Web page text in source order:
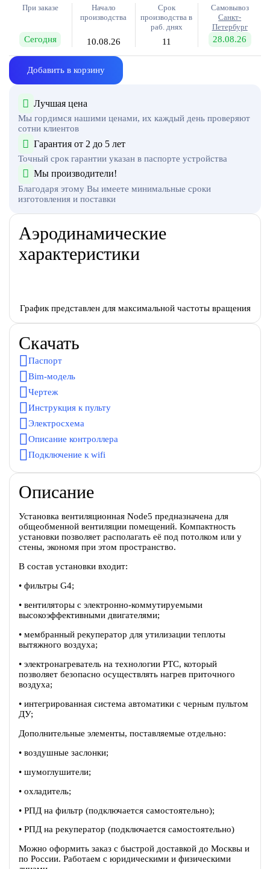
При заказе
Сегодня
Начало
производства
10.08.26
Срок
производства в
раб. днях
11
Самовывоз
Санкт-
Петербург
28.08.26
Добавить в корзину
Лучшая цена
Мы гордимся нашими ценами, их каждый день проверяют
сотни клиентов
Гарантия от 2 до 5 лет
Точный срок гарантии указан в паспорте устройства
Мы производители!
Благодаря этому Вы имеете минимальные сроки
изготовления и поставки
Аэродинамические
характеристики
График представлен для максимальной частоты вращения
Скачать
Паспорт
Bim-модель
Чертеж
Инструкция к пульту
Электросхема
Описание контроллера
Подключение к wifi
Описание
Установка вентиляционная Node5 предназначена для
общеобменной вентиляции помещений. Компактность
установки позволяет располагать её под потолком или у
стены, экономя при этом пространство.
В состав установки входит:
• фильтры G4;
• вентиляторы c электронно-коммутируемыми
высокоэффективными двигателями;
• мембранный рекуператор для утилизации теплоты
вытяжного воздуха;
• электронагреватель на технологии PTC, который
позволяет безопасно осуществлять нагрев приточного
воздуха;
• интегрированная система автоматики с черным пультом
ДУ;
Дополнительные элементы, поставляемые отдельно:
• воздушные заслонки;
• шумоглушители;
• охладитель;
• РПД на фильтр (подключается самостоятельно);
• РПД на рекуператор (подключается самостоятельно)
Можно оформить заказ с быстрой доставкой до Москвы и
по России. Работаем с юридическими и физическими